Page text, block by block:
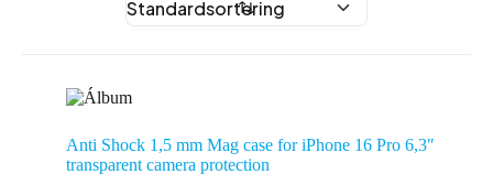
Anti Shock 1,5 mm Mag case for iPhone 16 Pro 6,3″
transparent camera protection